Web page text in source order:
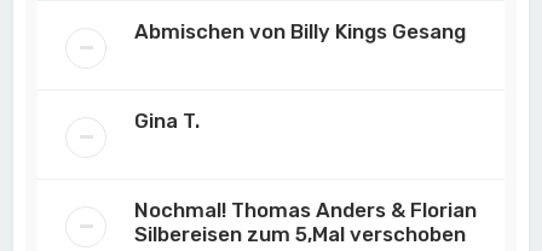
Abmischen von Billy Kings Gesang
Gina T.
Nochmal! Thomas Anders & Florian
Silbereisen zum 5,Mal verschoben